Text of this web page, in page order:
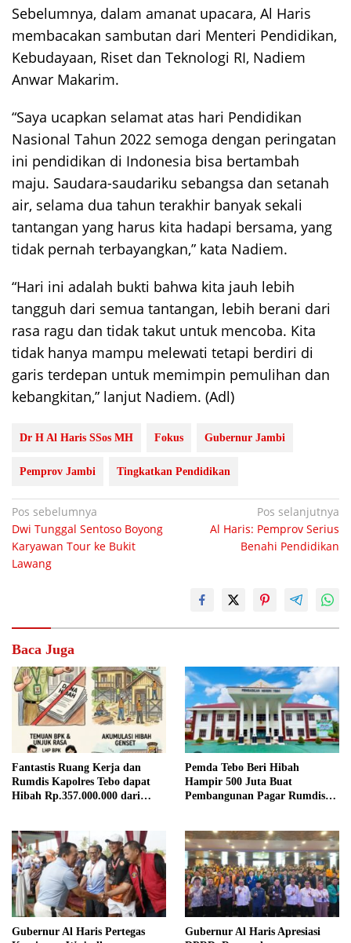
Sebelumnya, dalam amanat upacara, Al Haris
membacakan sambutan dari Menteri Pendidikan,
Kebudayaan, Riset dan Teknologi RI, Nadiem
Anwar Makarim.
“Saya ucapkan selamat atas hari Pendidikan
Nasional Tahun 2022 semoga dengan peringatan
ini pendidikan di Indonesia bisa bertambah
maju. Saudara-saudariku sebangsa dan setanah
air, selama dua tahun terakhir banyak sekali
tantangan yang harus kita hadapi bersama, yang
tidak pernah terbayangkan,” kata Nadiem.
“Hari ini adalah bukti bahwa kita jauh lebih
tangguh dari semua tantangan, lebih berani dari
rasa ragu dan tidak takut untuk mencoba. Kita
tidak hanya mampu melewati tetapi berdiri di
garis terdepan untuk memimpin pemulihan dan
kebangkitan,” lanjut Nadiem. (Adl)
Dr H Al Haris SSos MH Fokus Gubernur Jambi
Pemprov Jambi Tingkatkan Pendidikan
Navigasi
pos
Pos sebelumnya
Dwi Tunggal Sentoso Boyong
Karyawan Tour ke Bukit
Lawang
Pos selanjutnya
Al Haris: Pemprov Serius
Benahi Pendidikan
Baca Juga
Fantastis Ruang Kerja dan
Rumdis Kapolres Tebo dapat
Hibah Rp.357.000.000 dari
Pemda Tebo Beri Hibah
Hampir 500 Juta Buat
Pembangunan Pagar Rumdis
Gubernur Al Haris Pertegas
Gubernur Al Haris Apresiasi